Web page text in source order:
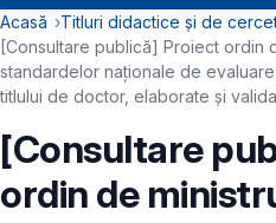
Navigație principală
Cale de navigare
Acasă
Titluri didactice și de
[Consultare publică] Proiect ordin
standardelor naționale de
titlului de doctor, elaborate și
[Consultare
ordin de